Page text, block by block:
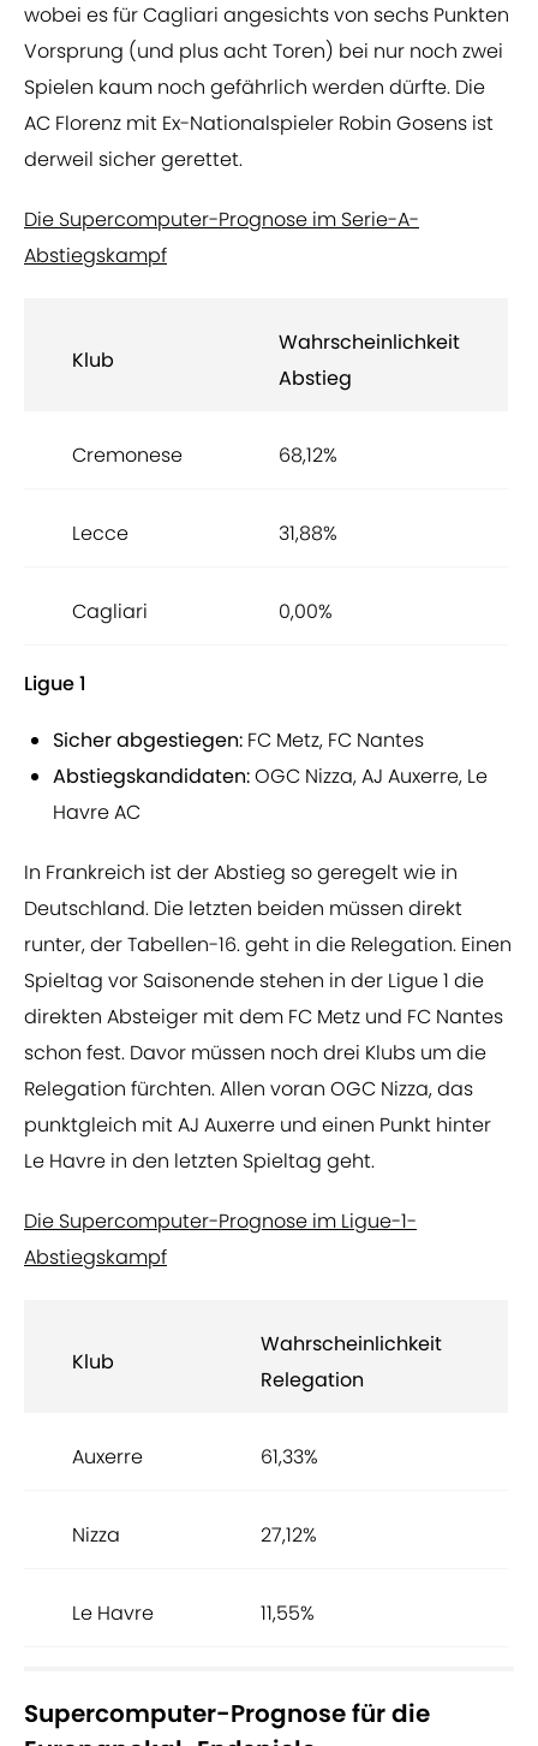
wobei es für Cagliari angesichts von sechs Punkten
Vorsprung (und plus acht Toren) bei nur noch zwei
Spielen kaum noch gefährlich werden dürfte. Die
AC Florenz mit Ex-Nationalspieler Robin Gosens ist
derweil sicher gerettet.
Die Supercomputer-Prognose im Serie-A-
Abstiegskampf
Klub
Wahrscheinlichkeit
Abstieg
Cremonese 68,12%
Lecce 31,88%
Cagliari 0,00%
Ligue 1
Sicher abgestiegen: FC Metz, FC Nantes
Abstiegskandidaten:OGC Nizza, AJ Auxerre, Le
Havre AC
In Frankreich ist der Abstieg so geregelt wie in
Deutschland. Die letzten beiden müssen direkt
runter, der Tabellen-16. geht in die Relegation. Einen
Spieltag vor Saisonende stehen in der Ligue 1 die
direkten Absteiger mit dem FC Metz und FC Nantes
schon fest. Davor müssen noch drei Klubs um die
Relegation fürchten. Allen voran OGC Nizza, das
punktgleich mit AJ Auxerre und einen Punkt hinter
Le Havre in den letzten Spieltag geht.
Die Supercomputer-Prognose im Ligue-1-
Abstiegskampf
Klub
Wahrscheinlichkeit
Relegation
Auxerre 61,33%
Nizza 27,12%
Le Havre 11,55%
Supercomputer-Prognose für die